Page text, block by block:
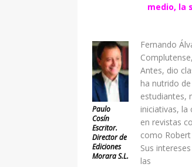
medio, la
Paulo
Cosín
Escritor.
Director de
Ediciones
Morara S.L.
Fernando
Antes, dio
ha nutrido
estudiantes,
iniciativas, la
en revistas
como
Sus
las